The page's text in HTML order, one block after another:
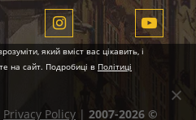
Privacy Policy | 2007-2026 ©
який вміст вас цікавить, і
на сайт. Подробиці в Політиці